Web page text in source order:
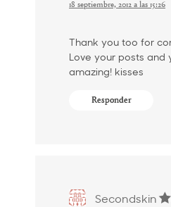
18 septiembre, 2012 a las 15:26
Thank you too for
Love your posts and
amazing! kisses
Responder
Secondskin